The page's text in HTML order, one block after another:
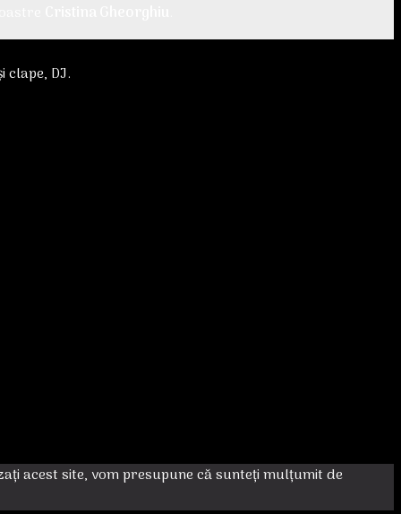
DJ.
acest site, vom presupune că sunteți mulțumit de